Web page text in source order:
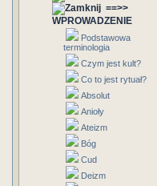
==>>
WPROWADZENIE
Podstawowa
terminologia
Czym jest kult?
Co to jest rytuał?
Absolut
Anioły
Ateizm
Bóg
Cud
Deizm